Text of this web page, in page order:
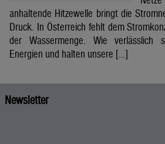
anhaltende Hitzewelle bringt die
Druck. In Österreich fehlt dem
der Wassermenge. Wie verlässlich
Energien und halten unsere […]
Newsletter